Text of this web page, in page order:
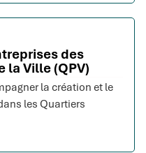
des
la Ville (QPV)
la création et le
les Quartiers